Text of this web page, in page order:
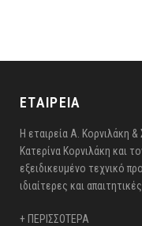
ΕΤΑΙΡΕΙΑ
Η εταιρεία Α. Κορνιλάκη
Κατερίνα Κορνιλάκη και
εξειδικευμένο τεχνικό
ιδιαίτερες και
+ ΠΕΡΙΣΣΟΤΕΡΑ